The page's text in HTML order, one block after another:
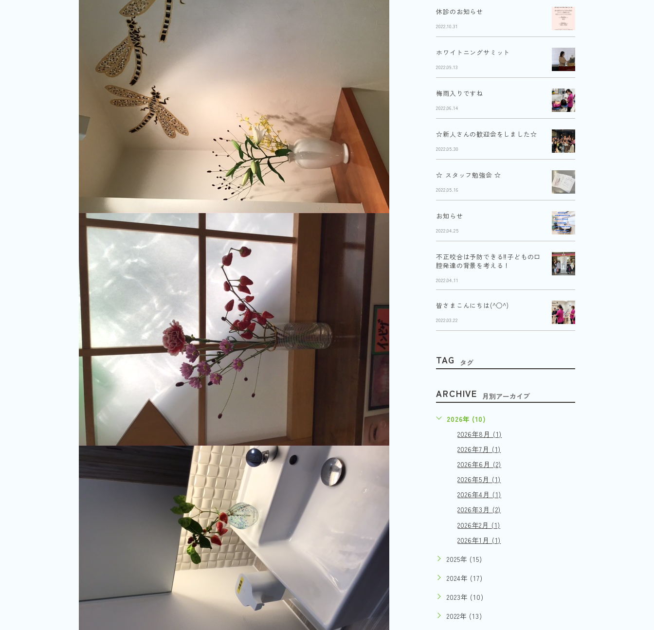
休診のお知らせ
2022.10.31
ホワイトニングサミット
2022.09.13
梅雨入りですね
2022.06.14
☆新人さんの歓迎会をしました☆
2022.05.30
☆ スタッフ勉強会 ☆
2022.05.16
お知らせ
2022.04.25
不正咬合は予防できる‼︎子どもの口
腔発達の背景を考える！
2022.04.11
皆さまこんにちは(^○^)
2022.03.22
TAG タグ
ARCHIVE 月別アーカイブ
2026年 (10)
2026年8月 (1)
2026年7月 (1)
2026年6月 (2)
2026年5月 (1)
2026年4月 (1)
2026年3月 (2)
2026年2月 (1)
2026年1月 (1)
2025年 (15)
2024年 (17)
2023年 (10)
2022年 (13)